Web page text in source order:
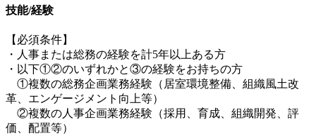
技能/経験
【必須条件】
・人事または総務の経験を計5年以上ある方
・以下①②のいずれかと③の経験をお持ちの方
①複数の総務企画業務経験（居室環境整備、組織風土改
革、エンゲージメント向上等）
②複数の人事企画業務経験（採用、育成、組織開発、評
価、配置等）